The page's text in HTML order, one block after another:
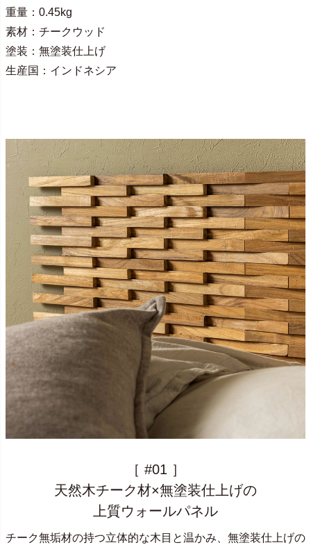
重量：0.45kg
素材：チークウッド
塗装：無塗装仕上げ
生産国：インドネシア
［ #01 ］
天然木チーク材×無塗装仕上げの
上質ウォールパネル
チーク無垢材の持つ立体的な木目と温かみ、無塗装仕上げの